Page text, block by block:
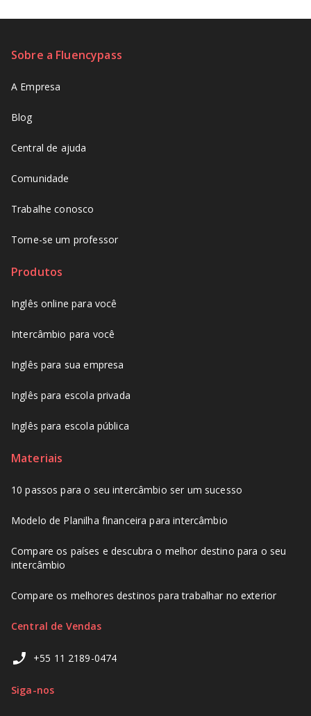
Sobre a Fluencypass
A Empresa
Blog
Central de ajuda
Comunidade
Trabalhe conosco
Torne-se um professor
Produtos
Inglês online para você
Intercâmbio para você
Inglês para sua empresa
Inglês para escola privada
Inglês para escola pública
Materiais
10 passos para o seu intercâmbio ser um sucesso
Modelo de Planilha financeira para intercâmbio
Compare os países e descubra o melhor destino para o seu
intercâmbio
Compare os melhores destinos para trabalhar no exterior
Central de Vendas
+55 11 2189-0474
Siga-nos